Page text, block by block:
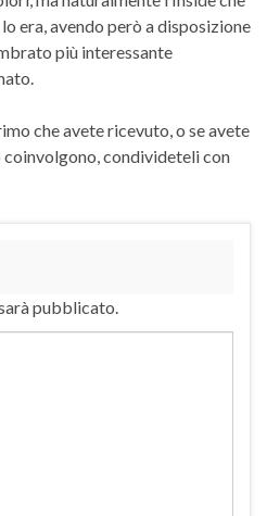
era, avendo però a disposizione
più interessante
che avete ricevuto, o se avete
condivideteli con
pubblicato.